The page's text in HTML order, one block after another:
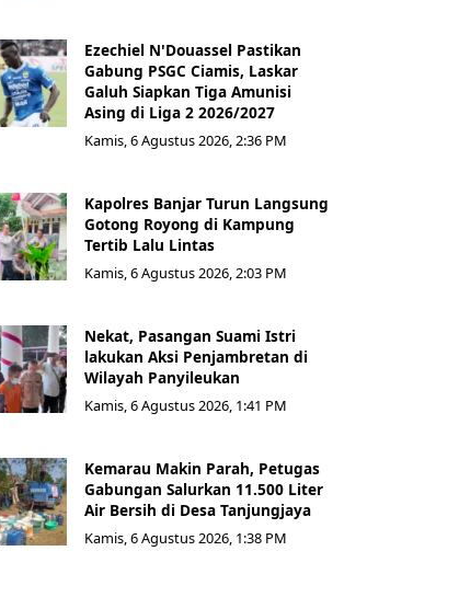
Ezechiel N'Douassel Pastikan
Gabung PSGC Ciamis, Laskar
Galuh Siapkan Tiga Amunisi
Asing di Liga 2 2026/2027
Kamis, 6 Agustus 2026, 2:36 PM
Kapolres Banjar Turun Langsung
Gotong Royong di Kampung
Tertib Lalu Lintas
Kamis, 6 Agustus 2026, 2:03 PM
Nekat, Pasangan Suami Istri
lakukan Aksi Penjambretan di
Wilayah Panyileukan
Kamis, 6 Agustus 2026, 1:41 PM
Kemarau Makin Parah, Petugas
Gabungan Salurkan 11.500 Liter
Air Bersih di Desa Tanjungjaya
Kamis, 6 Agustus 2026, 1:38 PM